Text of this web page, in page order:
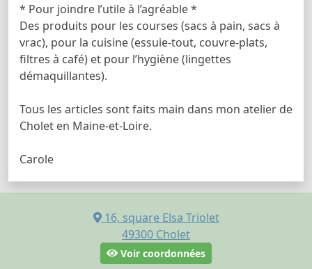
* Pour joindre l’utile à l’agréable *
Des produits pour les courses (sacs à pain, sacs à
vrac), pour la cuisine (essuie-tout, couvre-plats,
filtres à café) et pour l’hygiène (lingettes
démaquillantes).
Tous les articles sont faits main dans mon atelier de
Cholet en Maine-et-Loire.
Carole
16, square Elsa Triolet
49300 Cholet
Voir coordonnées